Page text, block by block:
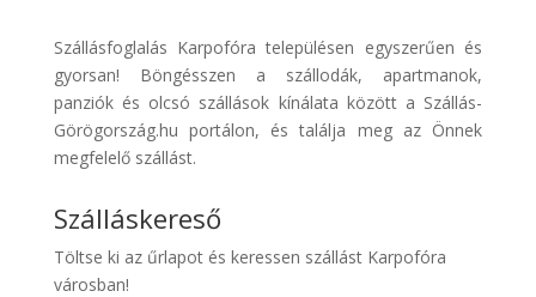
Discover
Cars
Transzfer
Kiwi
Taxi
Szállásfoglalás Karpofóra településen egyszerűen és
gyorsan! Böngésszen a szállodák, apartmanok,
panziók és olcsó szállások kínálata között a Szállás-
Görögország.hu portálon, és találja meg az Önnek
megfelelő szállást.
Szálláskereső
Töltse ki az űrlapot és keressen szállást Karpofóra
városban!